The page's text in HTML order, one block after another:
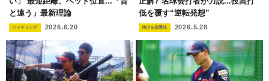
と違う」最新理論
バッティング 2026.6.20
低を覆す“逆転発想”
伸びる指導法 2026.5.28